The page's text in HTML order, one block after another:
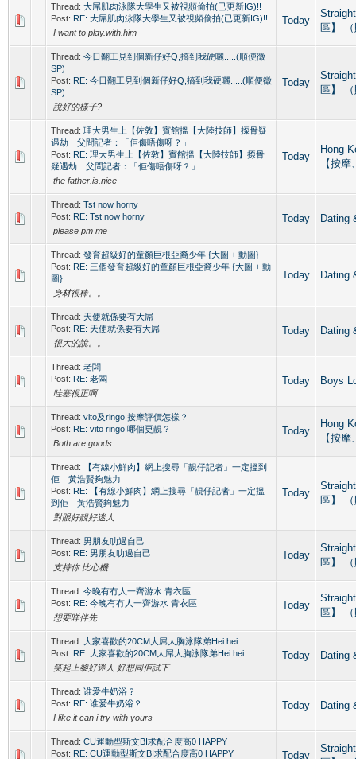
Thread: 大屌肌肉泳隊大學生又被視頻偷拍(已更新IG)!!
Post: RE: 大屌肌肉泳隊大學生又被視頻偷拍(已更新IG)!!
I want to play.with.him
Today
區】
Thread: 今日翻工見到個新仔好Q,搞到我硬曬.....(順便徵
SP)
Post: RE: 今日翻工見到個新仔好Q,搞到我硬曬.....(順便徵
SP)
說好的樣子?
Today
區】
Thread: 理大男生上【佐敦】賓館搵【大陸技師】揼骨疑
遇劫 父問記者：「佢傷唔傷呀？」
Post: RE: 理大男生上【佐敦】賓館搵【大陸技師】揼骨
疑遇劫 父問記者：「佢傷唔傷呀？」
the father.is.nice
Today
Hong
【按
Thread: Tst now horny
Post: RE: Tst now horny
please pm me
Today Dating
Thread: 發育超級好的童顏巨根亞裔少年 {大圖 + 動圖}
Post: RE: 三個發育超級好的童顏巨根亞裔少年 {大圖 + 動
圖}
身材很棒。。
Today Dating
Thread: 天使就係要有大屌
Post: RE: 天使就係要有大屌
很大的說。。
Today Dating
Thread: 老闆
Post: RE: 老闆
哇塞很正啊
Today Boys
Thread: vito及ringo 按摩評價怎樣？
Post: RE: vito ringo 哪個更靚？
Both are goods
Today
Hong
【按
Thread:
【有線小鮮肉】網上搜尋「靚仔記者」一定搵到
佢 黃浩賢夠魅力
Post: RE: 【有線小鮮肉】網上搜尋「靚仔記者」一定搵
到佢 黃浩賢夠魅力
對眼好靚好迷人
Today
區】
Thread: 男朋友叻過自己
Post: RE: 男朋友叻過自己
支持你 比心機
Today
區】
Thread: 今晚有冇人一齊游水 青衣區
Post: RE: 今晚有冇人一齊游水 青衣區
想要咩伴先
Today
區】
Thread: 大家喜歡的20CM大屌大胸泳隊弟Hei hei
Post: RE: 大家喜歡的20CM大屌大胸泳隊弟Hei hei
笑起上黎好迷人 好想同佢試下
Today Dating
Thread: 谁爱牛奶浴？
Post: RE: 谁爱牛奶浴？
I like it can i try with yours
Today Dating
Thread: CU運動型斯文BI求配合度高0 HAPPY
Post: RE: CU運動型斯文BI求配合度高0 HAPPY Today